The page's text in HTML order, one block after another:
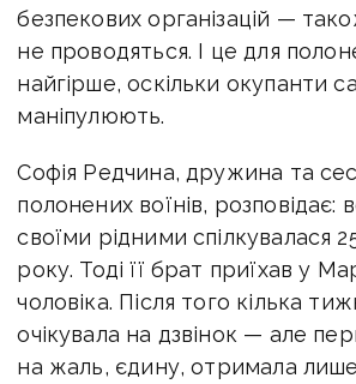
безпекових організацій —
не проводяться. І це для
найгірше, оскільки окупанти
маніпулюють.
Софія Редчина, дружина та
полонених воїнів, розповідає:
своїми рідними спілкувалася
року. Тоді її брат приїхав у
чоловіка. Після того кілька
очікувала на дзвінок — але
на жаль, єдину, отримала лише